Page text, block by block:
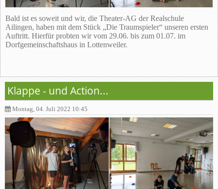
Bald ist es soweit und wir, die Theater-AG der Realschule
Ailingen, haben mit dem Stück „Die Traumspieler“ unseren ersten
Auftritt. Hierfür probten wir vom 29.06. bis zum 01.07. im
Dorfgemeinschaftshaus in Lottenweiler.
Klappe - und Action...
Montag, 04. Juli 2022 10:45